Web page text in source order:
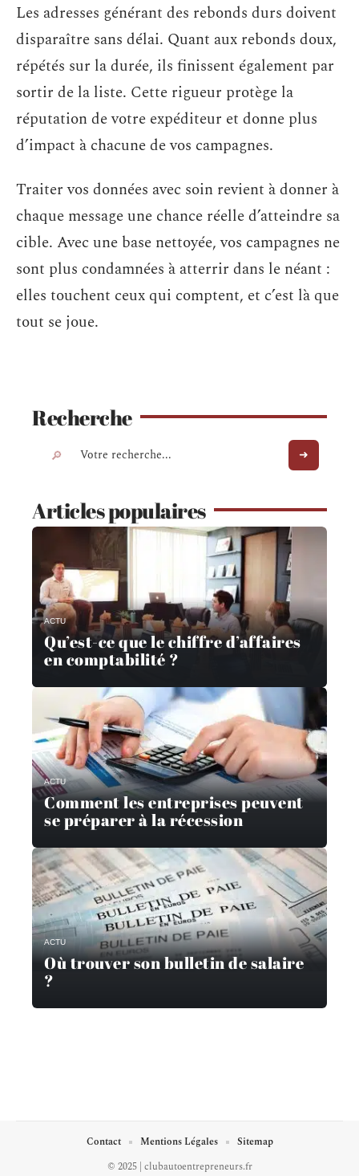
Les adresses générant des rebonds durs doivent
disparaître sans délai. Quant aux rebonds doux,
répétés sur la durée, ils finissent également par
sortir de la liste. Cette rigueur protège la
réputation de votre expéditeur et donne plus
d’impact à chacune de vos campagnes.
Traiter vos données avec soin revient à donner à
chaque message une chance réelle d’atteindre sa
cible. Avec une base nettoyée, vos campagnes ne
sont plus condamnées à atterrir dans le néant :
elles touchent ceux qui comptent, et c’est là que
tout se joue.
Recherche
Articles populaires
ACTU
Qu’est-ce que le chiffre d’affaires
en comptabilité ?
ACTU
Comment les entreprises peuvent
se préparer à la récession
ACTU
Où trouver son bulletin de salaire
?
© 2025 | clubautoentrepreneurs.fr
Contact Mentions Légales Sitemap